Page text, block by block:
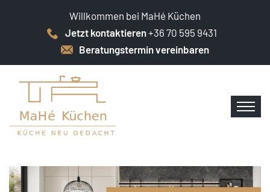
Willkommen bei MaHé Küchen
Jetzt kontaktieren+36 70 595 9431
Beratungstermin vereinbaren